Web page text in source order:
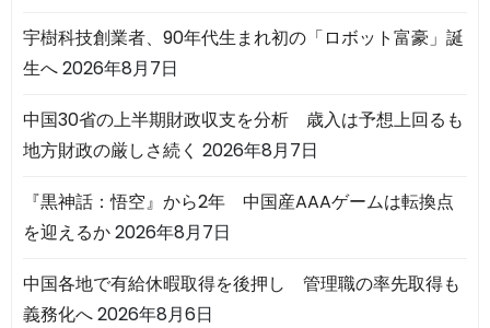
宇樹科技創業者、90年代生まれ初の「ロボット富豪」誕
生へ2026年8月7日
中国30省の上半期財政収支を分析 歳入は予想上回るも
地方財政の厳しさ続く 2026年8月7日
『黒神話：悟空』から2年 中国産AAAゲームは転換点
を迎えるか2026年8月7日
中国各地で有給休暇取得を後押し 管理職の率先取得も
義務化へ2026年8月6日